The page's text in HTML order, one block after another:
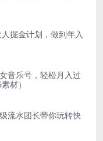
掘金计划，做到年入
音乐号，轻松月入过
材）
流水团长带你玩转快